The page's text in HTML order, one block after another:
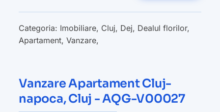
Categoria: Imobiliare, Cluj, Dej, Dealul florilor,
Apartament, Vanzare,
Vanzare Apartament Cluj-
napoca, Cluj - AQG-V00027